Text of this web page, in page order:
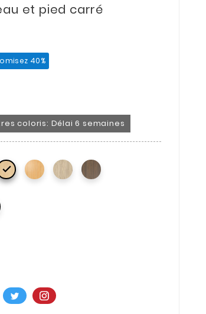
et pied carré
40%
coloris: Délai 6 semaines
